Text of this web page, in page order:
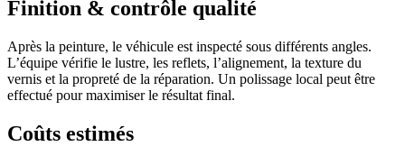
Finition & contrôle qualité
Après la peinture, le véhicule est inspecté sous différents angles.
L’équipe vérifie le lustre, les reflets, l’alignement, la texture du
vernis et la propreté de la réparation. Un polissage local peut être
effectué pour maximiser le résultat final.
Coûts estimés